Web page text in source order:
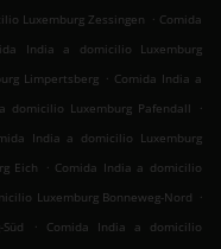
Luxemburg Zessingen . Comida
India a domicilio Luxemburg
Limpertsberg . Comida India a
domicilio Luxemburg Pafendall
.
India a domicilio Luxemburg
Eich . Comida India a domicilio
Luxemburg Bonneweg-Nord .
.
Comida India a domicilio